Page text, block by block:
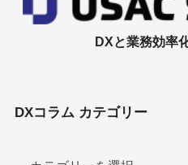
DXと業務効率
DXコラム カテゴリー